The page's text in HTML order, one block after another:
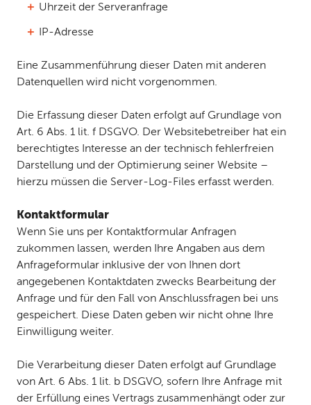
Uhrzeit der Serveranfrage
IP-Adresse
Eine Zusammenführung dieser Daten mit anderen
Datenquellen wird nicht vorgenommen.
Die Erfassung dieser Daten erfolgt auf Grundlage von
Art. 6 Abs. 1 lit. f DSGVO. Der Websitebetreiber hat ein
berechtigtes Interesse an der technisch fehlerfreien
Darstellung und der Optimierung seiner Website –
hierzu müssen die Server-Log-Files erfasst werden.
Kontaktformular
Wenn Sie uns per Kontaktformular Anfragen
zukommen lassen, werden Ihre Angaben aus dem
Anfrageformular inklusive der von Ihnen dort
angegebenen Kontaktdaten zwecks Bearbeitung der
Anfrage und für den Fall von Anschlussfragen bei uns
gespeichert. Diese Daten geben wir nicht ohne Ihre
Einwilligung weiter.
Die Verarbeitung dieser Daten erfolgt auf Grundlage
von Art. 6 Abs. 1 lit. b DSGVO, sofern Ihre Anfrage mit
der Erfüllung eines Vertrags zusammenhängt oder zur